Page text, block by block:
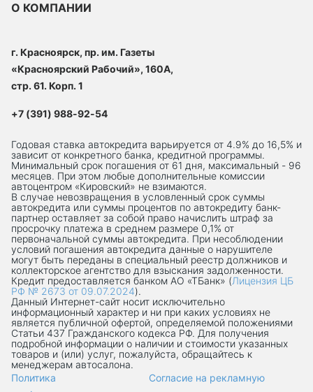
О КОМПАНИИ
г. Красноярск, пр. им. Газеты
«Красноярский Рабочий», 160А,
стр. 61. Корп. 1
+7 (391) 988-92-54
Годовая ставка автокредита варьируется от 4.9% до 16,5% и
зависит от конкретного банка, кредитной программы.
Минимальный срок погашения от 61 дня, максимальный - 96
месяцев. При этом любые дополнительные комиссии
автоцентром «Кировский» не взимаются.
В случае невозвращения в условленный срок суммы
автокредита или суммы процентов по автокредиту банк-
партнер оставляет за собой право начислить штраф за
просрочку платежа в среднем размере 0,1% от
первоначальной суммы автокредита. При несоблюдении
условий погашения автокредита данные о нарушителе
могут быть переданы в специальный реестр должников и
коллекторское агентство для взыскания задолженности.
Кредит предоставляется банком АО «ТБанк» (Лицензия ЦБ
РФ № 2673 от 09.07.2024).
Данный Интернет-сaйт носит исключительно
информационный характер и ни при каких условиях не
является публичной офертой, определяемой положениями
Статьи 437 Гражданского кодекса РФ. Для получения
подробной информации о наличии и стоимости указанных
товаров и (или) услуг, пожалуйста, обращайтесь к
менеджерам автосалона.
Политика
Согласие на рекламную